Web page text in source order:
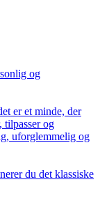
og
er et minde, der
tilpasser og
uforglemmelig og
du det klassiske